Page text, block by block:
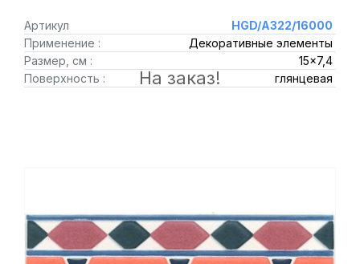
Артикул
HGD/A322/16000
Применение :
Декоративные элементы
Размер, см :
15x7,4
Поверхность :
глянцевая
На заказ!